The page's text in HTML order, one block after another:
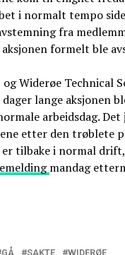
i normalt tempo
fra
aksjonen formelt ble
og Widerøe Technical
lange aksjonen
arbeidsdag. Det
etter den trøblete
tilbake i normal
mandag
GÅ SAKTE WIDERØE